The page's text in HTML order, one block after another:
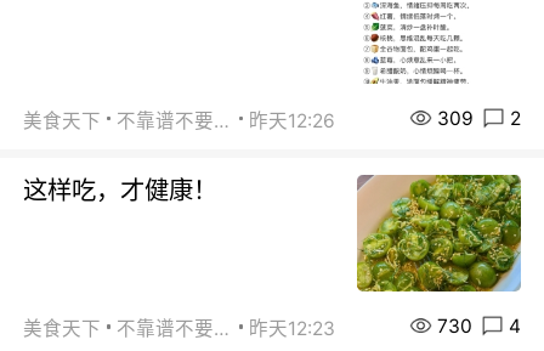
美食天下 不靠谱不要联系 昨天12:26 309 2
这样吃，才健康！
美食天下 不靠谱不要联系 昨天12:23 730 4